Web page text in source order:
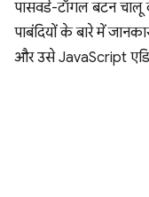
पासवर्ड-टॉगल बटन
पाबंदियों के बारे में
और उसे JavaScript